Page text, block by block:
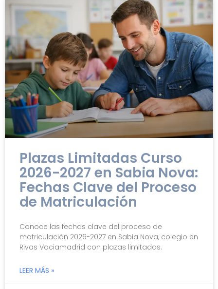
Plazas Limitadas Curso
2026-2027 en Sabia Nova:
Fechas Clave del Proceso
de Matriculación
Conoce las fechas clave del proceso de
matriculación 2026-2027 en Sabia Nova, colegio en
Rivas Vaciamadrid con plazas limitadas.
LEER MÁS »